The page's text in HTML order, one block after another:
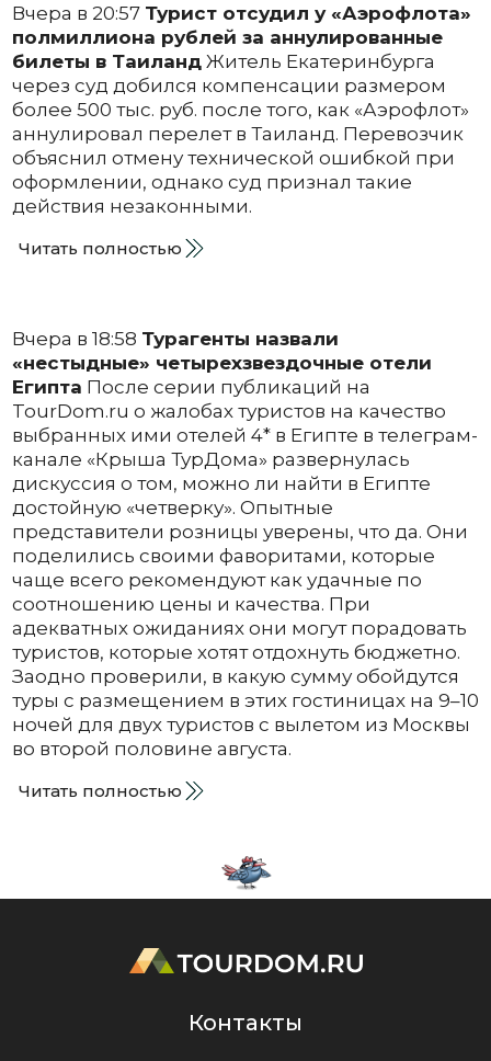
Вчера в 20:57 Турист отсудил у «Аэрофлота»
полмиллиона рублей за аннулированные
билеты в ТаиландЖитель Екатеринбурга
через суд добился компенсации размером
более 500 тыс. руб. после того, как «Аэрофлот»
аннулировал перелет в Таиланд. Перевозчик
объяснил отмену технической ошибкой при
оформлении, однако суд признал такие
действия незаконными.
Читать полностью
Вчера в 18:58 Турагенты назвали
«нестыдные» четырехзвездочные отели
Египта После серии публикаций на
TourDom.ru о жалобах туристов на качество
выбранных ими отелей 4* в Египте в телеграм-
канале «Крыша ТурДома» развернулась
дискуссия о том, можно ли найти в Египте
достойную «четверку». Опытные
представители розницы уверены, что да. Они
поделились своими фаворитами, которые
чаще всего рекомендуют как удачные по
соотношению цены и качества. При
адекватных ожиданиях они могут порадовать
туристов, которые хотят отдохнуть бюджетно.
Заодно проверили, в какую сумму обойдутся
туры с размещением в этих гостиницах на 9–10
ночей для двух туристов с вылетом из Москвы
во второй половине августа.
Читать полностью
Контакты